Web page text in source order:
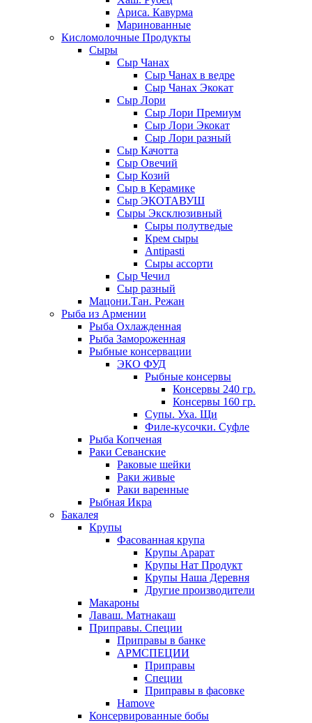
Ариса. Кавурма
Маринованные
Кисломолочные Продукты
Сыры
Сыр Чанах
Сыр Чанах в ведре
Сыр Чанах Экокат
Сыр Лори
Сыр Лори Премиум
Сыр Лори Экокат
Сыр Лори разный
Сыр Качотта
Сыр Овечий
Сыр Козий
Сыр в Керамике
Сыр ЭКОТАВУШ
Сыры Эксклюзивный
Сыры полутведые
Крем сыры
Antipasti
Сыры ассорти
Сыр Чечил
Сыр разный
Мацони.Тан. Режан
Рыба из Армении
Рыба Охлажденная
Рыба Замороженная
Рыбные консервации
ЭКО ФУД
Рыбные консервы
Консервы 240 гр.
Консервы 160 гр.
Супы. Уха. Щи
Филе-кусочки. Суфле
Рыба Копченая
Раки Севанские
Раковые шейки
Раки живые
Раки варенные
Рыбная Икра
Бакалея
Крупы
Фасованная крупа
Крупы Арарат
Крупы Нат Продукт
Крупы Наша Деревня
Другие производители
Макароны
Лаваш. Матнакаш
Приправы. Специи
Приправы в банке
АРМСПЕЦИИ
Приправы
Специи
Приправы в фасовке
Hamove
Консервированные бобы